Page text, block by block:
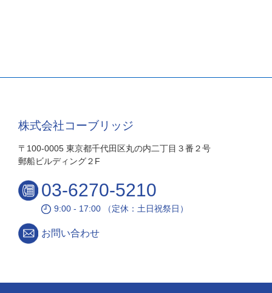
株式会社コーブリッジ
〒100-0005 東京都千代田区丸の内二丁目３番２号
郵船ビルディング２F
03-6270-5210
9:00 - 17:00 （定休：土日祝祭日）
お問い合わせ